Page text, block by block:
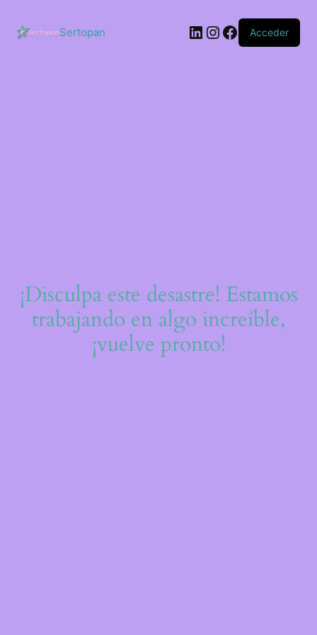
contenido
Sertopan LinkedIn
Instagram
Facebook
Acceder
¡Disculpa este desastre! Estamos
trabajando en algo increíble,
¡vuelve pronto!